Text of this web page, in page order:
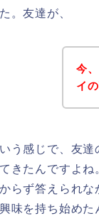
。友達が、
今
イ
う感じで、友
きたんですよね
らず答えられな
味を持ち始めた